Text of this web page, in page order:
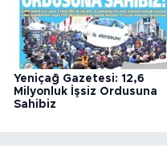
Yeniçağ Gazetesi: 12,6
Milyonluk İşsiz Ordusuna
Sahibiz